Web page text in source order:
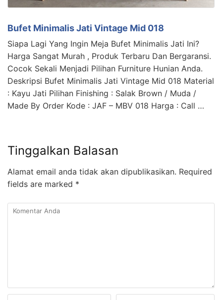
Bufet Minimalis Jati Vintage Mid 018
Siapa Lagi Yang Ingin Meja Bufet Minimalis Jati Ini?
Harga Sangat Murah , Produk Terbaru Dan Bergaransi.
Cocok Sekali Menjadi Pilihan Furniture Hunian Anda.
Deskripsi Bufet Minimalis Jati Vintage Mid 018 Material
: Kayu Jati Pilihan Finishing : Salak Brown / Muda /
Made By Order Kode : JAF – MBV 018 Harga : Call …
Tinggalkan Balasan
Alamat email anda tidak akan dipublikasikan. Required
fields are marked *